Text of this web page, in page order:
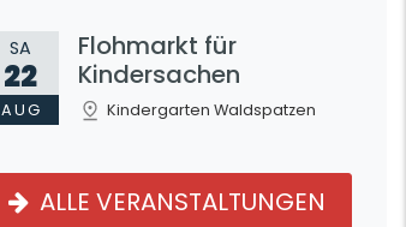
SA
22
AUG
Flohmarkt für
Kindersachen
Kindergarten Waldspatzen
ALLE VERANSTALTUNGEN